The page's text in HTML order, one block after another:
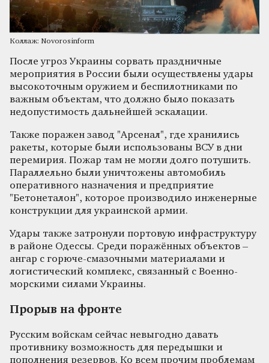
Коллаж: Novorosinform
После угроз Украины сорвать праздничные
мероприятия в России были осуществлены удары
высокоточным оружием и беспилотниками по
важным объектам, что должно было показать
недопустимость дальнейшей эскалации.
Также поражен завод "Арсенал", где хранились
ракеты, которые были использованы ВСУ в дни
перемирия. Пожар там не могли долго потушить.
Параллельно были уничтожены автомобиль
оперативного назначения и предприятие
"Бетонеталон", которое производило инженерные
конструкции для украинской армии.
Удары также затронули портовую инфраструктуру
в районе Одессы. Среди поражённых объектов –
ангар с горюче-смазочными материалами и
логистический комплекс, связанный с Военно-
морскими силами Украины.
Прорыв на фронте
Русским войскам сейчас невыгодно давать
противнику возможность для передышки и
пополнения резервов. Ко всем прочим проблемам